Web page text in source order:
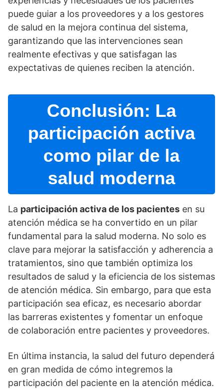
puede guiar a los proveedores y a los gestores
de salud en la mejora continua del sistema,
garantizando que las intervenciones sean
realmente efectivas y que satisfagan las
expectativas de quienes reciben la atención.
Conclusión: La
participación activa
como pilar de la
salud moderna
La participación activa de los pacientes en su
atención médica se ha convertido en un pilar
fundamental para la salud moderna. No solo es
clave para mejorar la satisfacción y adherencia a
tratamientos, sino que también optimiza los
resultados de salud y la eficiencia de los sistemas
de atención médica. Sin embargo, para que esta
participación sea eficaz, es necesario abordar
las barreras existentes y fomentar un enfoque
de colaboración entre pacientes y proveedores.
En última instancia, la salud del futuro dependerá
en gran medida de cómo integremos la
participación del paciente en la atención médica.